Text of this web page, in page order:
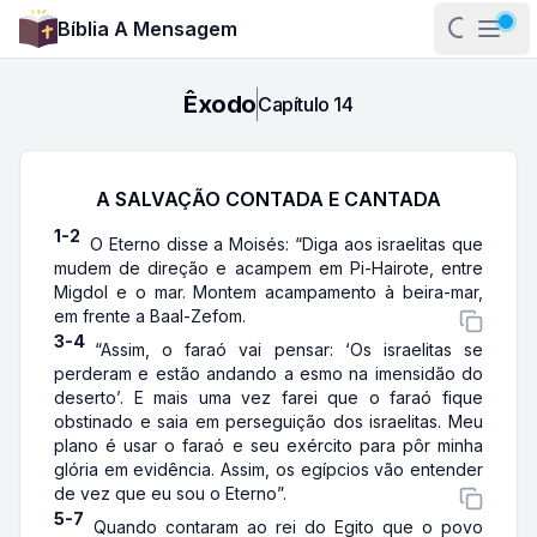
Bíblia A Mensagem
Abrir
ÊxodoCapítulo 14
A SALVAÇÃO CONTADA E CANTADA
1-2 O Eterno disse a Moisés: “Diga aos israelitas que
mudem de direção e acampem em Pi-Hairote, entre
Migdol e o mar. Montem acampamento à beira-mar,
em frente a Baal-Zefom.
3-4 “Assim, o faraó vai pensar: ‘Os israelitas se
perderam e estão andando a esmo na imensidão do
deserto’. E mais uma vez farei que o faraó fique
obstinado e saia em perseguição dos israelitas. Meu
plano é usar o faraó e seu exército para pôr minha
glória em evidência. Assim, os egípcios vão entender
de vez que eu sou o Eterno”.
5-7 Quando contaram ao rei do Egito que o povo